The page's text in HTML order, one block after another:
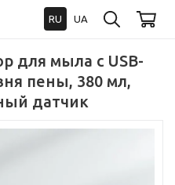
RU UA
для мыла с USB-
пены, 380 мл,
датчик